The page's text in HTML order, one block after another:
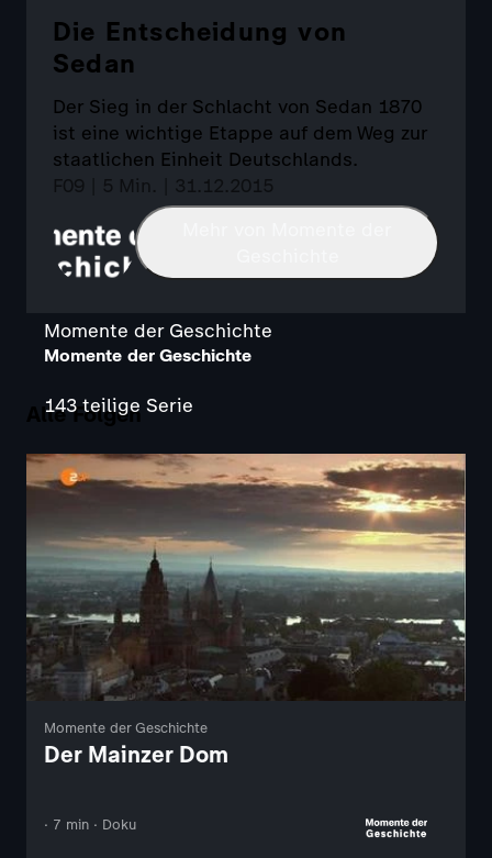
Die Entscheidung von
Sedan
Der Sieg in der Schlacht von Sedan 1870
ist eine wichtige Etappe auf dem Weg zur
staatlichen Einheit Deutschlands.
F09 | 5 Min. | 31.12.2015
Alle Folgen
Momente der Geschichte
Momente der Geschichte
143 teilige Serie
Momente der Geschichte
Der Mainzer Dom
· 7 min · Doku